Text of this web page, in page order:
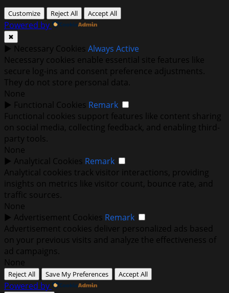
Customize Reject All Accept All
Powered by
✖
► Necessary Cookies Always Active
Necessary cookies enable essential site features like
secure log-ins and consent preference adjustments.
They do not store personal data.
None
► Functional Cookies Remark
Functional cookies support features like content sharing
on social media, collecting feedback, and enabling third-
party tools.
None
► Analytical Cookies Remark
Analytical cookies track visitor interactions, providing
insights on metrics like visitor count, bounce rate, and
traffic sources.
None
► Advertisement Cookies Remark
Advertisement cookies deliver personalized ads based
on your previous visits and analyze the effectiveness of
ad campaigns.
None
Reject All Save My Preferences Accept All
Powered by